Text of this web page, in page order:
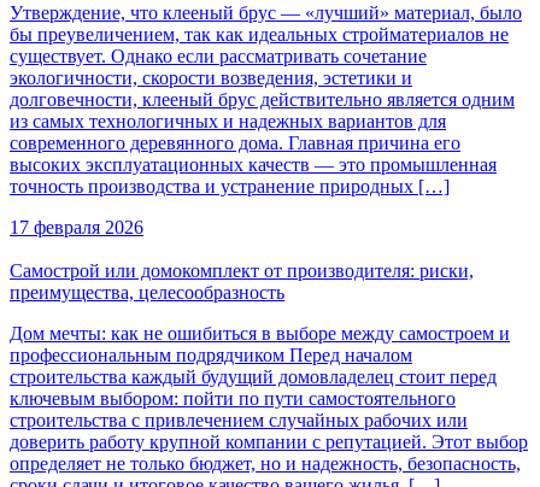
Утверждение, что клееный брус — «лучший» материал, было
бы преувеличением, так как идеальных стройматериалов не
существует. Однако если рассматривать сочетание
экологичности, скорости возведения, эстетики и
долговечности, клееный брус действительно является одним
из самых технологичных и надежных вариантов для
современного деревянного дома. Главная причина его
высоких эксплуатационных качеств — это промышленная
точность производства и устранение природных […]
17 февраля 2026
Самострой или домокомплект от производителя: риски,
преимущества, целесообразность
Дом мечты: как не ошибиться в выборе между самостроем и
профессиональным подрядчиком Перед началом
строительства каждый будущий домовладелец стоит перед
ключевым выбором: пойти по пути самостоятельного
строительства с привлечением случайных рабочих или
доверить работу крупной компании с репутацией. Этот выбор
определяет не только бюджет, но и надежность, безопасность,